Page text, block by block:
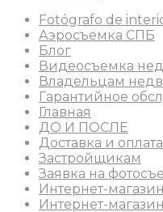
Fotógrafo de
Аэросъемка СПБ
Блог
Видеосъемка
Владельцам
Гарантийное
Главная
ДО И ПОСЛЕ
Доставка и оплата
Застройщикам
Заявка на
Интернет-магазин
Интернет-